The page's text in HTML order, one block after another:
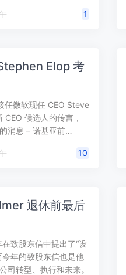
午
1
Elop 考
任微软现任 CEO Steve
候选人的传言，
消息 – 诺基亚前…
午 10
退休前最后
致股东信中提出了“设
年的致股东信也是他
司转型、执行和未来。